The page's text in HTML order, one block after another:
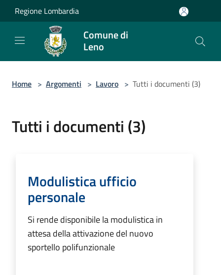
Salta al contenuto principale
Regione Lombardia
Comune di
Leno
Home > Argomenti > Lavoro > Tutti i documenti (3)
Tutti i documenti (3)
Modulistica ufficio
personale
Si rende disponibile la modulistica in
attesa della attivazione del nuovo
sportello polifunzionale